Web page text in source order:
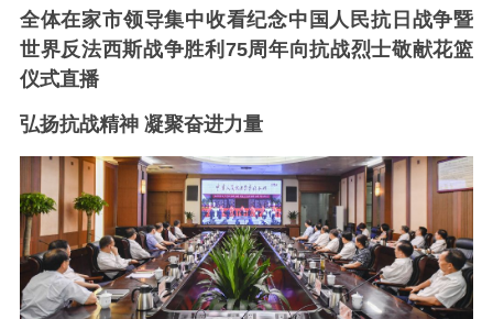
全体在家市领导集中收看纪念中国人民抗日战争暨
世界反法西斯战争胜利75周年向抗战烈士敬献花篮
仪式直播
弘扬抗战精神 凝聚奋进力量